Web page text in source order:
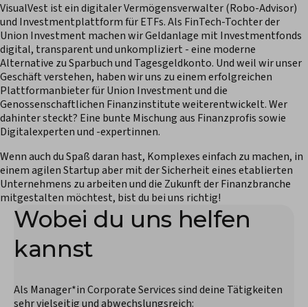
VisualVest ist ein digitaler Vermögensverwalter (Robo-Advisor)
und Investmentplattform für ETFs. Als FinTech-Tochter der
Union Investment machen wir Geldanlage mit Investmentfonds
digital, transparent und unkompliziert - eine moderne
Alternative zu Sparbuch und Tagesgeldkonto. Und weil wir unser
Geschäft verstehen, haben wir uns zu einem erfolgreichen
Plattformanbieter für Union Investment und die
Genossenschaftlichen Finanzinstitute weiterentwickelt. Wer
dahinter steckt? Eine bunte Mischung aus Finanzprofis sowie
Digitalexperten und -expertinnen.
Wenn auch du Spaß daran hast, Komplexes einfach zu machen, in
einem agilen Startup aber mit der Sicherheit eines etablierten
Unternehmens zu arbeiten und die Zukunft der Finanzbranche
mitgestalten möchtest, bist du bei uns richtig!
Wobei du uns helfen
kannst
Als Manager*in Corporate Services sind deine Tätigkeiten
sehr vielseitig und abwechslungsreich: